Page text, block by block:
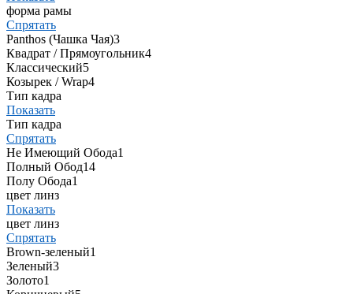
форма рамы
Спрятать
Panthos (Чашка Чая)3
Квадрат / Прямоугольник4
Классический5
Козырек / Wrap4
Тип кадра
Показать
Тип кадра
Спрятать
Не Имеющий Обода1
Полный Обод14
Полу Обода1
цвет линз
Показать
цвет линз
Спрятать
Brown-зеленый1
Зеленый3
Золото1